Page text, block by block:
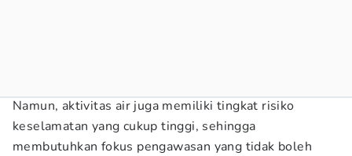
Namun, aktivitas air juga memiliki tingkat risiko
keselamatan yang cukup tinggi, sehingga
membutuhkan fokus pengawasan yang tidak boleh